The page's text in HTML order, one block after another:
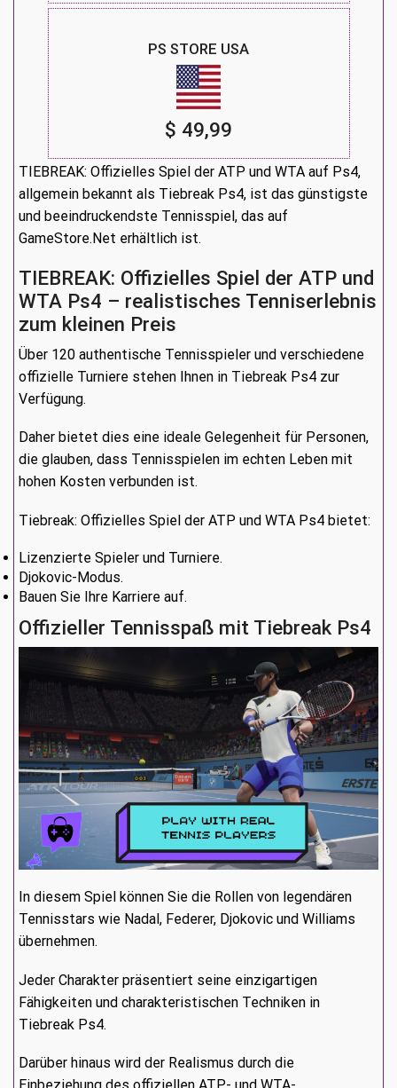
PS STORE USA
$ 49,99
TIEBREAK: Offizielles Spiel der ATP und WTA auf Ps4,
allgemein bekannt als Tiebreak Ps4, ist das günstigste
und beeindruckendste Tennisspiel, das auf
GameStore.Net erhältlich ist.
TIEBREAK: Offizielles Spiel der ATP und
WTA Ps4 – realistisches Tenniserlebnis
zum kleinen Preis
Über 120 authentische Tennisspieler und verschiedene
offizielle Turniere stehen Ihnen in Tiebreak Ps4 zur
Verfügung.
Daher bietet dies eine ideale Gelegenheit für Personen,
die glauben, dass Tennisspielen im echten Leben mit
hohen Kosten verbunden ist.
Tiebreak: Offizielles Spiel der ATP und WTA Ps4 bietet:
Lizenzierte Spieler und Turniere.
Djokovic-Modus.
Bauen Sie Ihre Karriere auf.
Offizieller Tennisspaß mit Tiebreak Ps4
In diesem Spiel können Sie die Rollen von legendären
Tennisstars wie Nadal, Federer, Djokovic und Williams
übernehmen.
Jeder Charakter präsentiert seine einzigartigen
Fähigkeiten und charakteristischen Techniken in
Tiebreak Ps4.
Darüber hinaus wird der Realismus durch die